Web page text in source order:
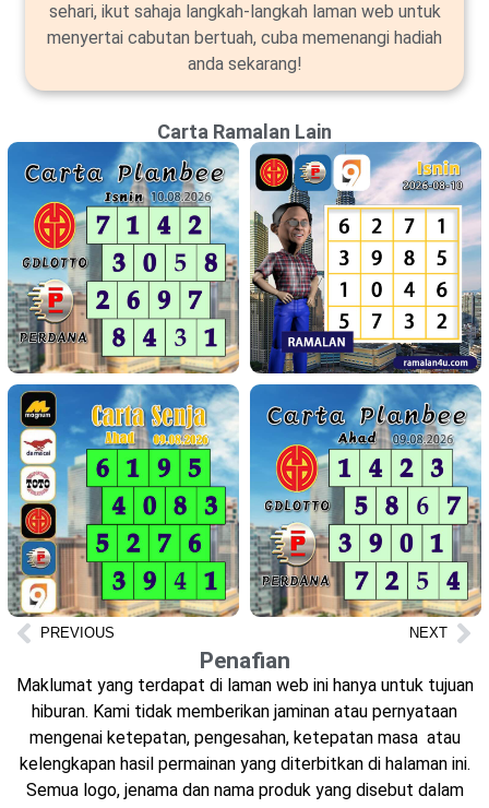
sehari, ikut sahaja langkah-langkah laman web untuk
menyertai cabutan bertuah, cuba memenangi hadiah
anda sekarang!
Carta Ramalan Lain
PREVIOUS NEXT
Penafian
Maklumat yang terdapat di laman web ini hanya untuk tujuan
hiburan. Kami tidak memberikan jaminan atau pernyataan
mengenai ketepatan, pengesahan, ketepatan masa atau
kelengkapan hasil permainan yang diterbitkan di halaman ini.
Semua logo, jenama dan nama produk yang disebut dalam